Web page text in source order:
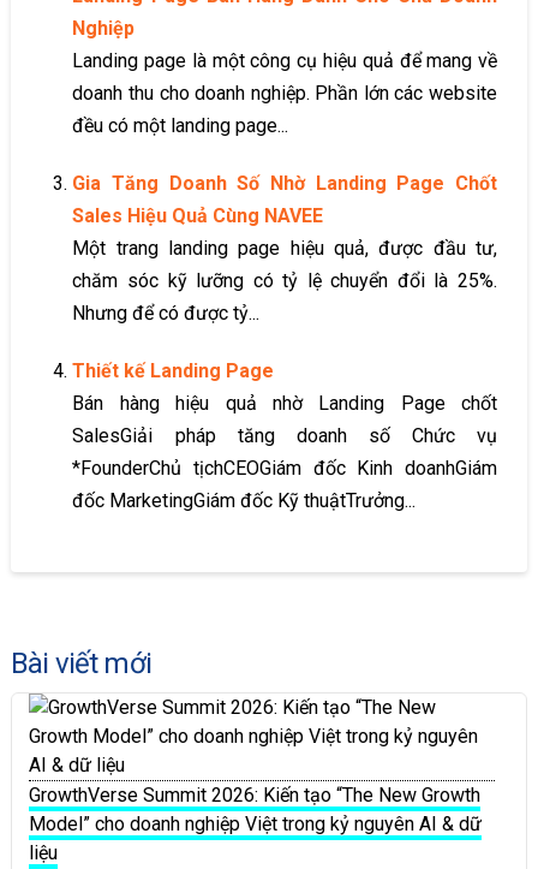
Nghiệp
Landing page là một công cụ hiệu quả để mang về
doanh thu cho doanh nghiệp. Phần lớn các website
đều có một landing page...
Gia Tăng Doanh Số Nhờ Landing Page Chốt
Sales Hiệu Quả Cùng NAVEE
Một trang landing page hiệu quả, được đầu tư,
chăm sóc kỹ lưỡng có tỷ lệ chuyển đổi là 25%.
Nhưng để có được tỷ...
Thiết kế Landing Page
Bán hàng hiệu quả nhờ Landing Page chốt
SalesGiải pháp tăng doanh số Chức vụ
*FounderChủ tịchCEOGiám đốc Kinh doanhGiám
đốc MarketingGiám đốc Kỹ thuậtTrưởng...
Bài viết mới
GrowthVerse Summit 2026: Kiến tạo “The New Growth
Model” cho doanh nghiệp Việt trong kỷ nguyên AI & dữ
liệu